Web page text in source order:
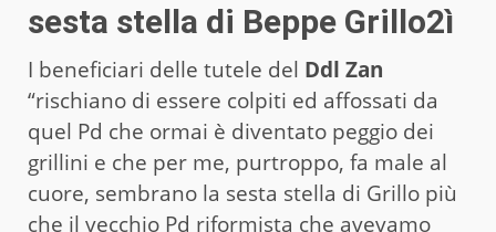
sesta stella di Beppe Grillo2ì
I beneficiari delle tutele del Ddl Zan
“rischiano di essere colpiti ed affossati da
quel Pd che ormai è diventato peggio dei
grillini e che per me, purtroppo, fa male al
cuore, sembrano la sesta stella di Grillo più
che il vecchio Pd riformista che avevamo